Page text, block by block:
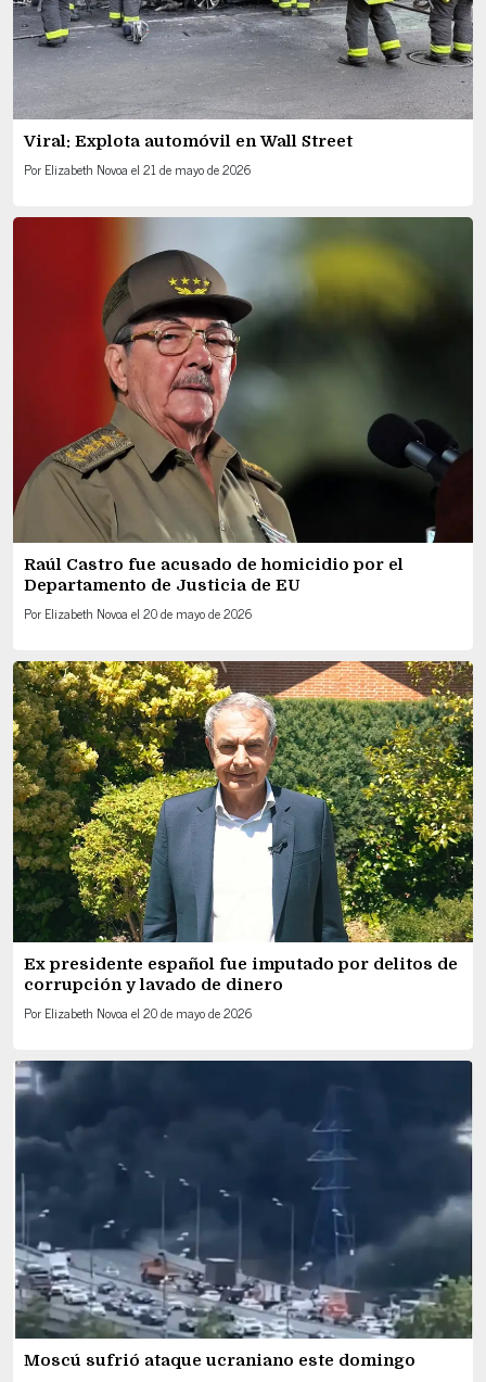
Viral: Explota automóvil en Wall Street
Por Elizabeth Novoa el 21 de mayo de 2026
Raúl Castro fue acusado de homicidio por el
Departamento de Justicia de EU
Por Elizabeth Novoa el 20 de mayo de 2026
Ex presidente español fue imputado por delitos de
corrupción y lavado de dinero
Por Elizabeth Novoa el 20 de mayo de 2026
Moscú sufrió ataque ucraniano este domingo